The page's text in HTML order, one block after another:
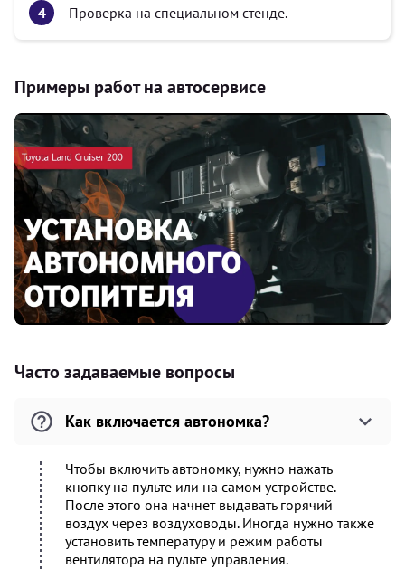
Проверка на специальном стенде.
Примеры работ на автосервисе
Часто задаваемые вопросы
Как включается автономка?
Чтобы включить автономку, нужно нажать
кнопку на пульте или на самом устройстве.
После этого она начнет выдавать горячий
воздух через воздуховоды. Иногда нужно также
установить температуру и режим работы
вентилятора на пульте управления.